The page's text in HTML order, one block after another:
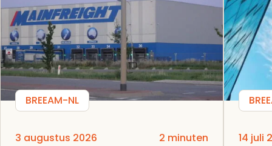
BREEAM-NL
3 augustus 2026 2 minuten 14 juli